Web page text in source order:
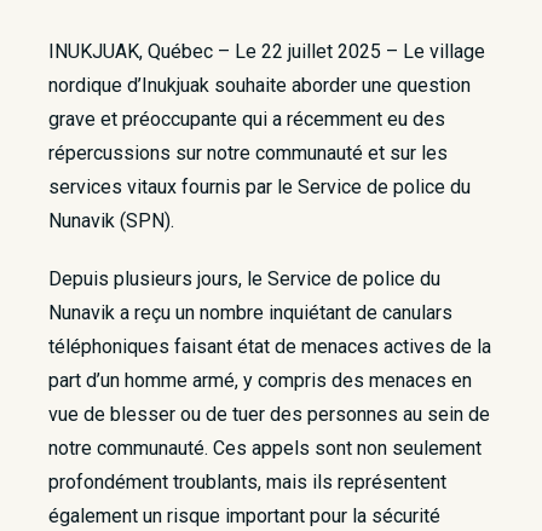
INUKJUAK, Québec – Le 22 juillet 2025 – Le village
nordique d’Inukjuak souhaite aborder une question
grave et préoccupante qui a récemment eu des
répercussions sur notre communauté et sur les
services vitaux fournis par le Service de police du
Nunavik (SPN).
Depuis plusieurs jours, le Service de police du
Nunavik a reçu un nombre inquiétant de canulars
téléphoniques faisant état de menaces actives de la
part d’un homme armé, y compris des menaces en
vue de blesser ou de tuer des personnes au sein de
notre communauté. Ces appels sont non seulement
profondément troublants, mais ils représentent
également un risque important pour la sécurité